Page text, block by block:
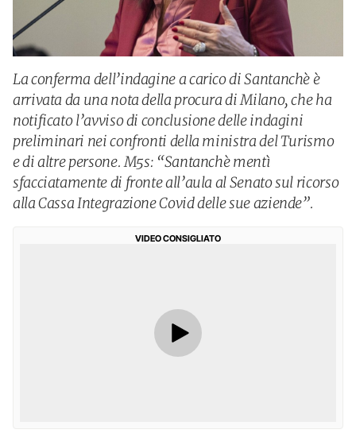
La conferma dell’indagine a carico di Santanchè è
arrivata da una nota della procura di Milano, che ha
notificato l’avviso di conclusione delle indagini
preliminari nei confronti della ministra del Turismo
e di altre persone. M5s: “Santanchè mentì
sfacciatamente di fronte all’aula al Senato sul ricorso
alla Cassa Integrazione Covid delle sue aziende”.
VIDEO CONSIGLIATO